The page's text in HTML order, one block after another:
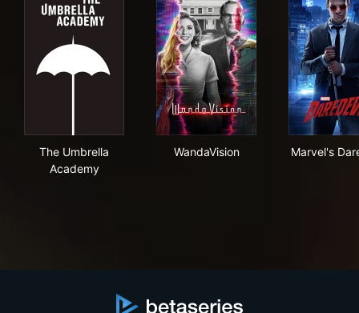
The Umbrella
Academy
WandaVision Marvel's